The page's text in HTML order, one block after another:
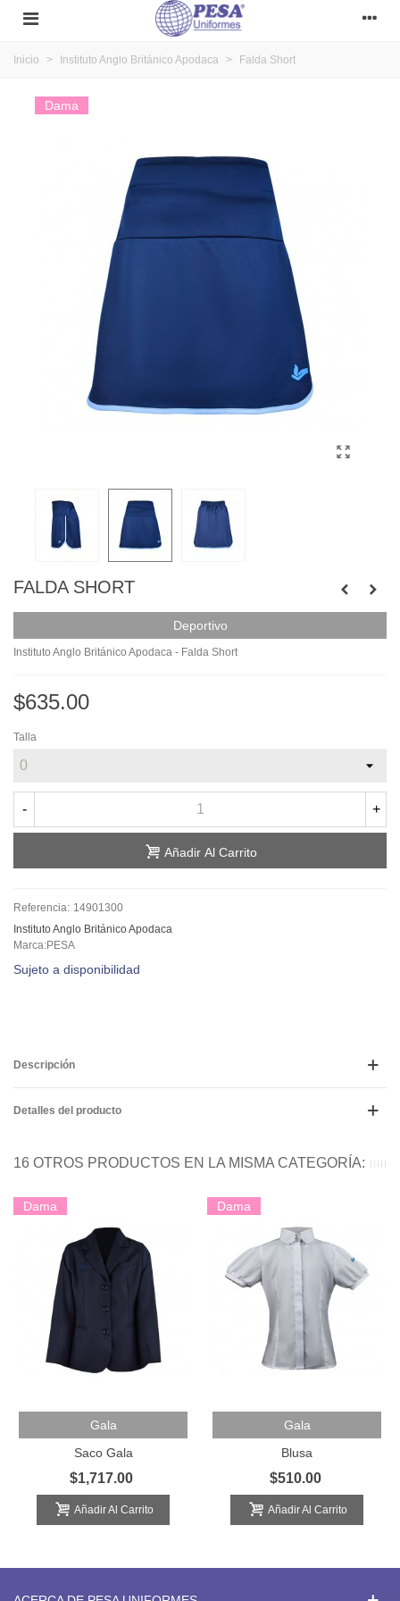
Inicio > Instituto Anglo Británico Apodaca > Falda Short
Dama
FALDA SHORT
Deportivo
Instituto Anglo Británico Apodaca - Falda Short
$635.00
Talla
- +
Añadir Al Carrito
Referencia: 14901300
Instituto Anglo Británico Apodaca
Marca:PESA
Sujeto a disponibilidad
Descripción
Detalles del producto
16 OTROS PRODUCTOS EN LA MISMA CATEGORÍA:
Dama
Gala
Saco Gala
$1,717.00
Añadir Al Carrito
Dama
Gala
Blusa
$510.00
Añadir Al Carrito